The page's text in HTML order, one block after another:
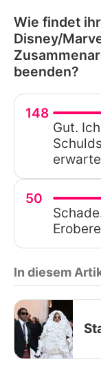
Wie findet
Disney/
beenden?
148
Gut.
50
In diesem